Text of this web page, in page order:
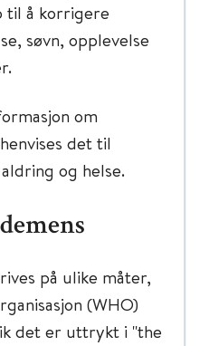
til å korrigere
søvn, opplevelse
om
det til
og helse.
på ulike måter,
(WHO)
det er uttrykt i "the